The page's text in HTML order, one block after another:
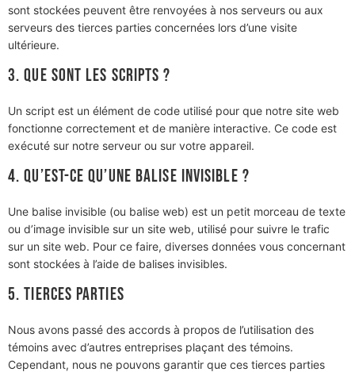
sont stockées peuvent être renvoyées à nos serveurs ou aux
serveurs des tierces parties concernées lors d’une visite
ultérieure.
3. Que sont les scripts ?
Un script est un élément de code utilisé pour que notre site web
fonctionne correctement et de manière interactive. Ce code est
exécuté sur notre serveur ou sur votre appareil.
4. Qu’est-ce qu’une balise invisible ?
Une balise invisible (ou balise web) est un petit morceau de texte
ou d’image invisible sur un site web, utilisé pour suivre le trafic
sur un site web. Pour ce faire, diverses données vous concernant
sont stockées à l’aide de balises invisibles.
5. Tierces parties
Nous avons passé des accords à propos de l’utilisation des
témoins avec d’autres entreprises plaçant des témoins.
Cependant, nous ne pouvons garantir que ces tierces parties